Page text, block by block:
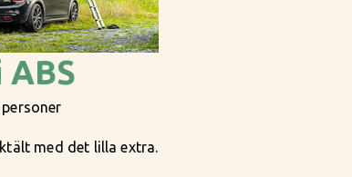
ABS
med det lilla extra.